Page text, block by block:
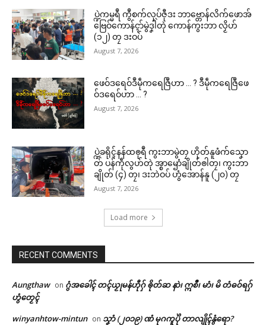
ဌာန်ပရိုၚ်ဗၠးၜးမန်
Related
ပ္ဍဲကမ္မရဳ ကွဳစက်လုပ်ဇီုဒး ဘာဗ္တောန်လိက်ဖောအ်
ဗြေဝ်ကောန်ၚာ်မွဲဒၞါဲတုဲ ကောန်ကွးဘာ လၟိဟ်
(၁၂) တၠ ဒးဝပ်
August 7, 2026
ဖေဝ်ဒရေဝ်ဒဳမဵုကရေဇြဳဟာ … ? ဒဳမဵုကရေဇြဳဖေ
ဝ်ဒရေဝ်ဟာ … ?
August 7, 2026
ပ္ဍဲခရိုၚ်နန်ထၜုရဳ ကွးဘာမွဲတၠ ဟိုတ်နူဖံက်သၞော
တ် ပန်ကဵုလွဟ်တုဲ အ္စာၝောံချိုတ်ၜါတၠ၊ ကွးဘာ
ချိုတ် (၄) တၠ၊ ဒးဘဲဝပ် ဟွံအောန်နူ (၂၀) တၠ
August 7, 2026
Load more
RECENT COMMENTS
Aungthaw on ဂွံအခေါၚ် တၚ်ယၟုမန်ဟီုဂှ် ၜိုတ်ဆ နာဲ၊ ဣစဳ၊ မာံ၊ မိ တံဓဝ်ရဂှ်
ဟွံတၟေၚ်
winyanhtow-mintun on သၞာံ (၂၀၁၉) ဏံ မုဂကူပိုဲ တာလျိုၚ်နွံရော?